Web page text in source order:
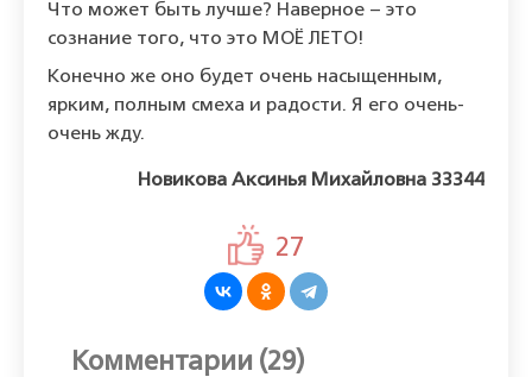
Что может быть лучше? Наверное – это
сознание того, что это МОЁ ЛЕТО!
Конечно же оно будет очень насыщенным,
ярким, полным смеха и радости. Я его очень-
очень жду.
Новикова Аксинья Михайловна 33344
27
Комментарии (29)